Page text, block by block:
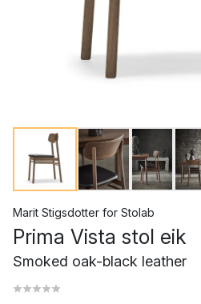
Marit Stigsdotter for Stolab
Prima Vista stol eik
Smoked oak-black leather